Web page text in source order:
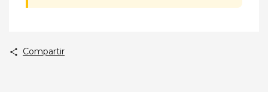
Compartir